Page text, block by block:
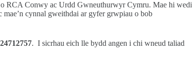
RCA Conwy ac Urdd Gwneuthurwyr Cymru. Mae hi wedi
cynnal gweithdai ar gyfer grwpiau o bob
. I sicrhau eich lle bydd angen i chi wneud taliad